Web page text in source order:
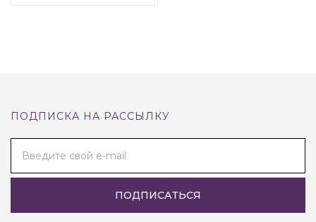
ПОДПИСКА НА РАССЫЛКУ
Введите свой e-mail
ПОДПИСАТЬСЯ